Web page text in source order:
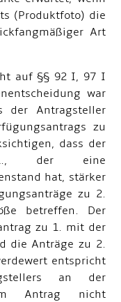
(Produktfoto) die
Art
auf §§ 92 I, 97 I
war
der Antragsteller
zu
dass der
1., der eine
hat, stärker
zu 2.
betreffen. Der
zu 1. mit der
die Anträge zu 2.
entspricht
an der
Antrag nicht